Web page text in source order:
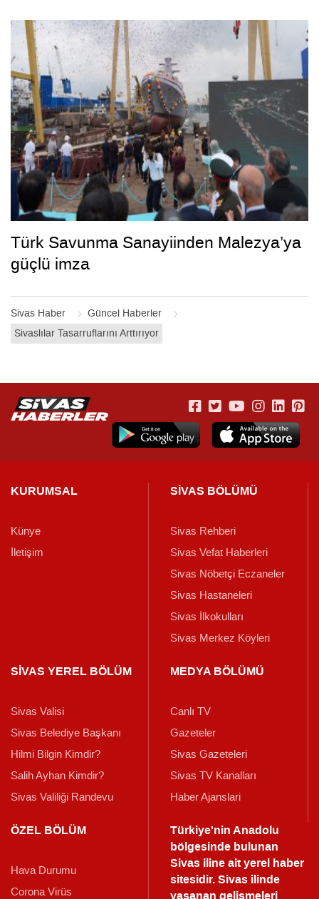
Sivas Haber
Güncel Haberler
Sivaslılar Tasarruflarını Arttırıyor
Türk Savunma Sanayiinden Malezya’ya
güçlü imza
KURUMSAL
Künye
İletişim
SİVAS BÖLÜMÜ
Sivas Rehberi
Sivas Vefat Haberleri
Sivas Nöbetçi Eczaneler
Sivas Hastaneleri
Sivas İlkokulları
Sivas Merkez Köyleri
SİVAS YEREL BÖLÜM
Sivas Valisi
Sivas Belediye Başkanı
Hilmi Bilgin Kimdir?
Salih Ayhan Kimdir?
Sivas Valiliği Randevu
MEDYA BÖLÜMÜ
Canlı TV
Gazeteler
Sivas Gazeteleri
Sivas TV Kanalları
Haber Ajanslari
ÖZEL BÖLÜM
Hava Durumu
Corona Virüs
Türkiye'nin Anadolu
bölgesinde bulunan
Sivas iline ait yerel haber
sitesidir. Sivas ilinde